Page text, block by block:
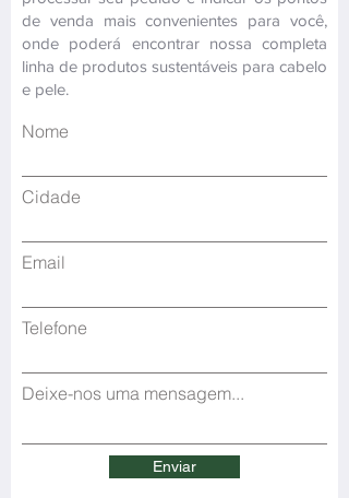
de venda mais convenientes para você,
onde poderá encontrar nossa completa
linha de produtos sustentáveis para cabelo
e pele.
Nome
Cidade
Email
Telefone
Deixe-nos uma mensagem...
Enviar